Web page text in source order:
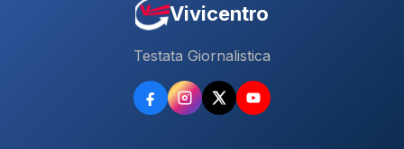
Vivicentro
Testata Giornalistica